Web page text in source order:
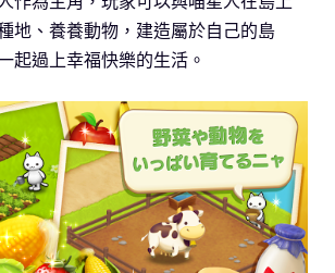
地、養養動物，建造屬於自己的島
起過上幸福快樂的生活。